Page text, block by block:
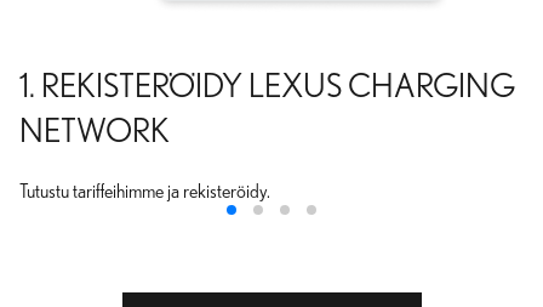
1. REKISTERÖIDY LEXUS CHARGING
NETWORK
Tutustu tariffeihimme ja rekisteröidy.